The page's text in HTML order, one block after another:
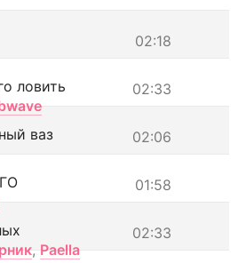
02:18
02:33
ловить
02:06
ваз
01:58
02:33
, Paella